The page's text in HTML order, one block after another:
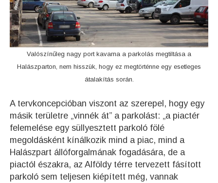
Valószínűleg nagy port kavarna a parkolás megtiltása a
Halászparton, nem hisszük, hogy ez megtörténne egy esetleges
átalakítás során.
A tervkoncepcióban viszont az szerepel, hogy egy
másik területre „vinnék át” a parkolást: „a piactér
felemelése egy süllyesztett parkoló fölé
megoldásként kínálkozik mind a piac, mind a
Halászpart állóforgalmának fogadására, de a
piactól északra, az Alföldy térre tervezett fásított
parkoló sem teljesen kiépített még, vannak